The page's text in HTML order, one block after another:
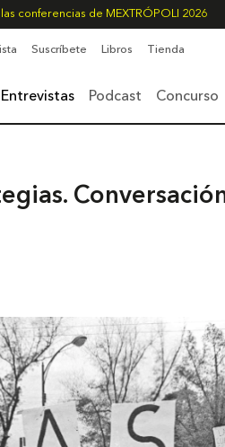
conferencias de MEXTRÓPOLI 2026
Suscríbete Libros Tienda
Entrevistas Podcast Concurso